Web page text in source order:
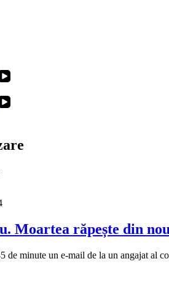
Moartea răpește din
de minute un e-mail de la un angajat al